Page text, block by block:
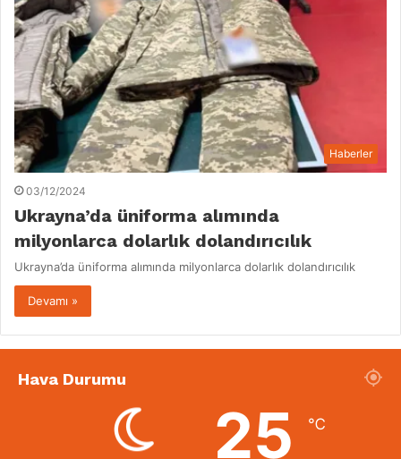
Haberler
03/12/2024
Ukrayna’da üniforma alımında
milyonlarca dolarlık dolandırıcılık
Ukrayna’da üniforma alımında milyonlarca dolarlık dolandırıcılık
Devamı »
Hava Durumu
25 ℃